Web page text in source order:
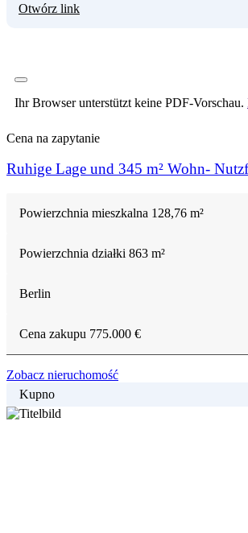
Otwórz link
Ihr Browser unterstützt keine PDF-Vorschau.
Cena na zapytanie
Ruhige Lage und 345 m² Wohn-
Powierzchnia mieszkalna 128,76 m²
Powierzchnia działki 863 m²
Berlin
Cena zakupu 775.000 €
Zobacz nieruchomość
Kupno